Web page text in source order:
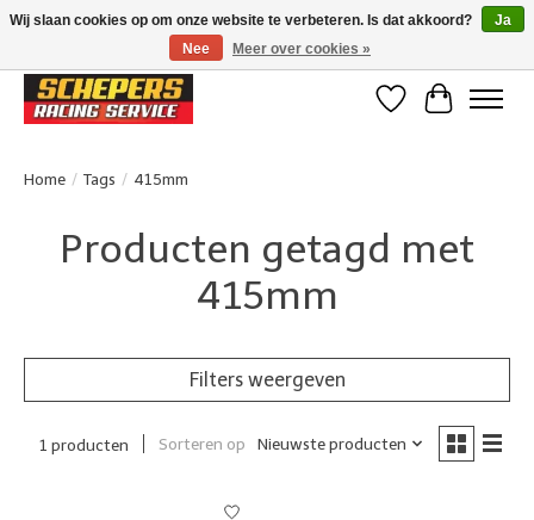
Klanten beoordelen ons met een 4,8/5 op Google reviews
Verlanglijst
Home / Tags / 415mm
Producten getagd met
415mm
Filters weergeven
1 producten Sorteren op Nieuwste producten
Wij slaan cookies op om onze website te verbeteren. Is dat akkoord?
Ja
Nee
Meer over cookies »